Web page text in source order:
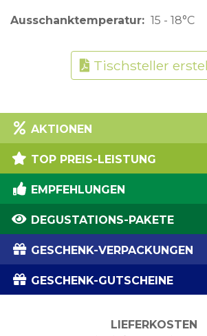
Ausschanktemperatur 15 - 18°C
Tischsteller
AKTIONEN
TOP PREIS-LEISTUNG
EMPFEHLUNGEN
DEGUSTATIONS-PAKETE
GESCHENK-VERPACKUNGEN
GESCHENK-GUTSCHEINE
LIEFERKOSTEN